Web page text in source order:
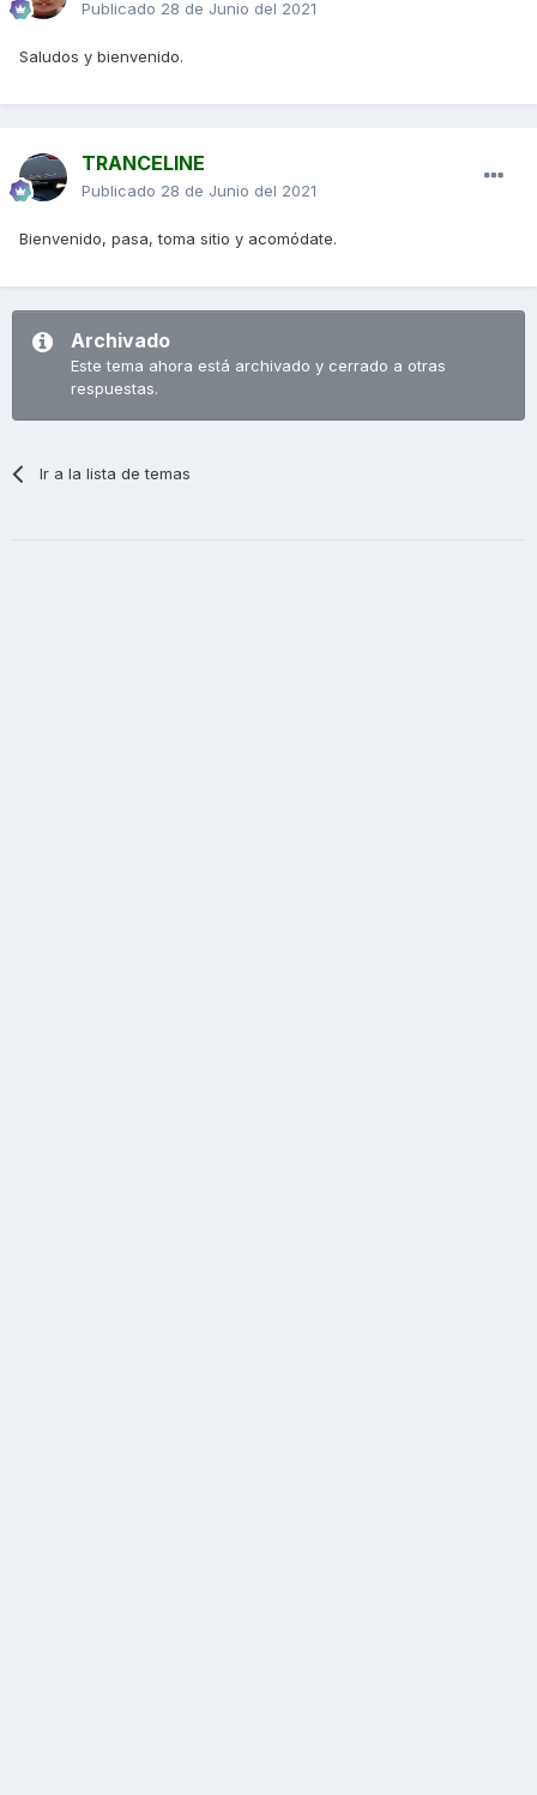
Publicado 28 de Junio del 2021
Saludos y bienvenido.
TRANCELINE
Publicado 28 de Junio del 2021
Bienvenido, pasa, toma sitio y acomódate.
Archivado
Este tema ahora está archivado y cerrado a otras
respuestas.
Ir a la lista de temas